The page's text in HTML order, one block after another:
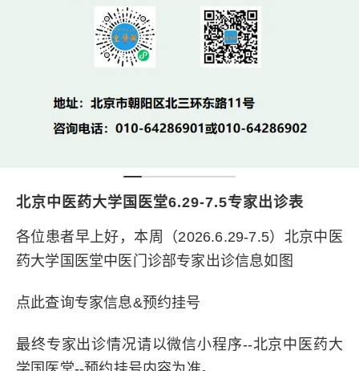
北京中医药大学国医堂6.29-7.5专家出诊表
各位患者早上好，本周（2026.6.29-7.5）北京中医
药大学国医堂中医门诊部专家出诊信息如图
点此查询专家信息&预约挂号
最终专家出诊情况请以微信小程序--北京中医药大